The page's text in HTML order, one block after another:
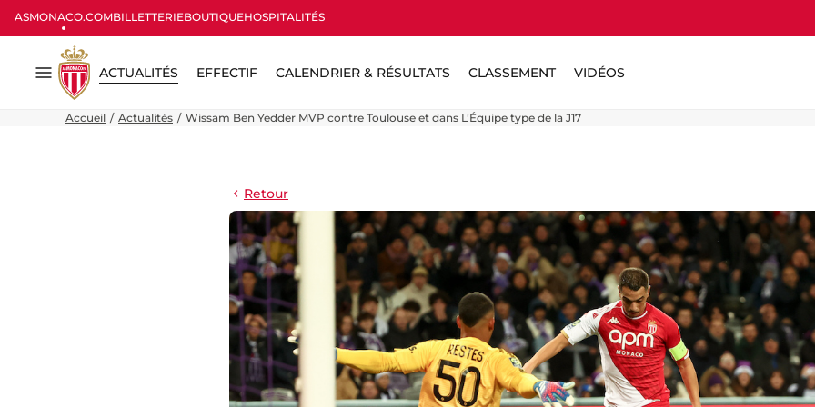
ASMONACO.COMBILLETTERIEBOUTIQUEHOSPITALITÉS
Menu
ACTUALITÉS EFFECTIF CALENDRIER & RÉSULTATS CLASSEMENT VIDÉOS
Accueil Actualités Wissam Ben Yedder MVP contre Toulouse et dans L’Équipe type de la J17
Retour